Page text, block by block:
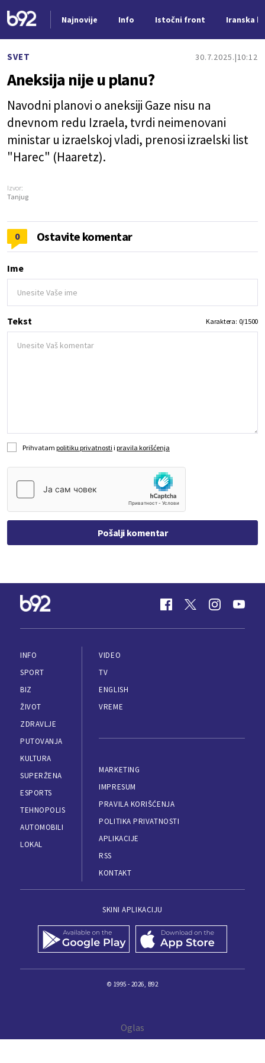
Najnovije Info Istočni front Iranska
SVET 30.7.2025. 10:12
Aneksija nije u planu?
Navodni planovi o aneksiji Gaze nisu na
dnevnom redu Izraela, tvrdi neimenovani
ministar u izraelskoj vladi, prenosi izraelski list
"Harec" (Haaretz).
Izvor:
Tanjug
0 Ostavite komentar
Ime
Tekst Karaktera: 0/1500
Prihvatam politiku privatnosti i pravila korišćenja
Pošalji komentar
INFO
SPORT
BIZ
ŽIVOT
ZDRAVLJE
PUTOVANJA
KULTURA
SUPERŽENA
ESPORTS
TEHNOPOLIS
AUTOMOBILI
LOKAL
VIDEO
TV
ENGLISH
VREME
MARKETING
IMPRESUM
PRAVILA KORIŠĆENJA
POLITIKA PRIVATNOSTI
APLIKACIJE
RSS
KONTAKT
SKINI APLIKACIJU
© 1995 - 2026, B92